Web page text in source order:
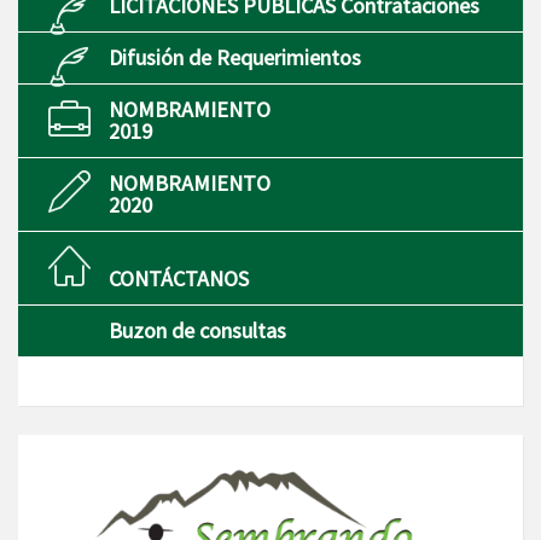
Difusión de Requerimientos
NOMBRAMIENTO
2019
NOMBRAMIENTO
2020
CONTÁCTANOS
Buzon de consultas